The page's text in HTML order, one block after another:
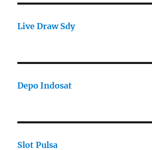
Live Draw Sdy
Depo Indosat
Slot Pulsa